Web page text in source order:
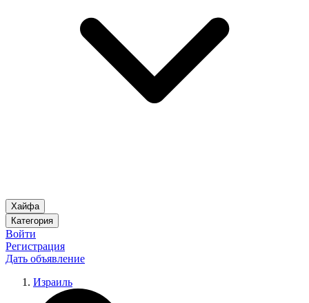
Хайфа
Категория
Войти
Регистрация
Дать объявление
Израиль